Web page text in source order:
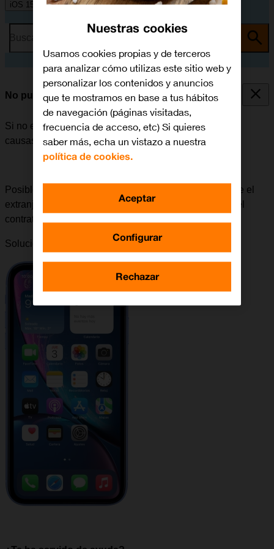
iOS 15.0
No puedo realizar llamadas
Si no es posible realizar llamadas, puede haber varias
causas posibles al problema.
Posible causa 5 de 8:
Para realizar llamadas a o desde el
extranjero, la itinerancia tiene que estar habilitada en el
contrato.
Solución: Cómo habilitar la itinerancia en tu contrato
Nuestras cookies
Usamos cookies propias y de terceros
para analizar cómo utilizas este sitio web y
personalizar los contenidos y anuncios
que te mostramos en base a tus hábitos
de navegación (páginas visitadas,
frecuencia de acceso, etc) Si quieres
saber más, echa un vistazo a nuestra
política de cookies.
Configurar
Rechazar
Aceptar